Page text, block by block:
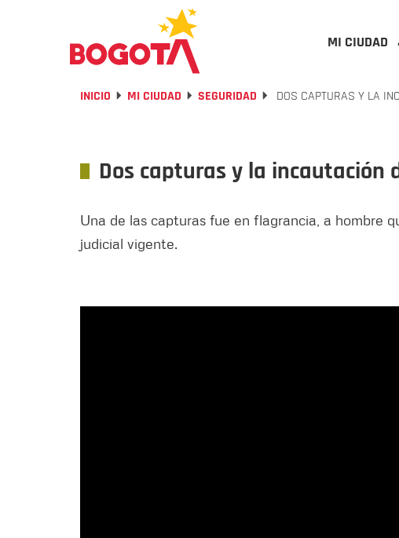
MI CIUDAD
INICIO MI CIUDAD SEGURIDAD DOS CAPTURAS Y LA
Dos capturas y la
Una de las capturas fue en flagrancia, a hombre
judicial vigente.